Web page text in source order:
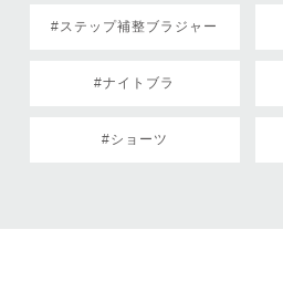
#ステップ補整ブラジャー
#ナイトブラ
#ショーツ